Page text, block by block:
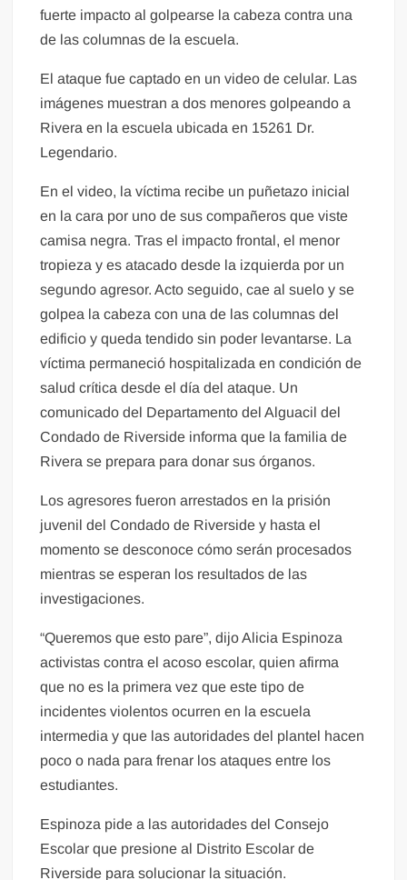
fuerte impacto al golpearse la cabeza contra una
de las columnas de la escuela.
El ataque fue captado en un video de celular. Las
imágenes muestran a dos menores golpeando a
Rivera en la escuela ubicada en 15261 Dr.
Legendario.
En el video, la víctima recibe un puñetazo inicial
en la cara por uno de sus compañeros que viste
camisa negra. Tras el impacto frontal, el menor
tropieza y es atacado desde la izquierda por un
segundo agresor. Acto seguido, cae al suelo y se
golpea la cabeza con una de las columnas del
edificio y queda tendido sin poder levantarse. La
víctima permaneció hospitalizada en condición de
salud crítica desde el día del ataque. Un
comunicado del Departamento del Alguacil del
Condado de Riverside informa que la familia de
Rivera se prepara para donar sus órganos.
Los agresores fueron arrestados en la prisión
juvenil del Condado de Riverside y hasta el
momento se desconoce cómo serán procesados
mientras se esperan los resultados de las
investigaciones.
“Queremos que esto pare”, dijo Alicia Espinoza
activistas contra el acoso escolar, quien afirma
que no es la primera vez que este tipo de
incidentes violentos ocurren en la escuela
intermedia y que las autoridades del plantel hacen
poco o nada para frenar los ataques entre los
estudiantes.
Espinoza pide a las autoridades del Consejo
Escolar que presione al Distrito Escolar de
Riverside para solucionar la situación.